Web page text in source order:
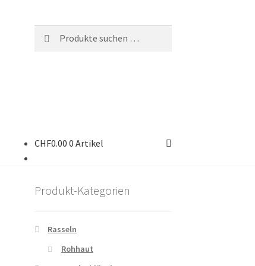
CHF0.00 0 Artikel
Produkt-Kategorien
Rasseln
Rohhaut